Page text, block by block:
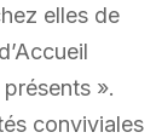
elles de
».
conviviales